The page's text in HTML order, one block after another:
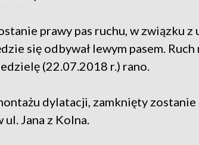
prawy pas ruchu, w związku z
się odbywał lewym pasem. Ruch
(22.07.2018 r.) rano.
dylatacji, zamknięty
ul. Jana z Kolna.